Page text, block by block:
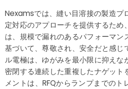
Nexamsでは、縫い目溶接の製造プ
定対応のアプローチを提供するため
は、規模で漏れのあるパフォーマン
基づいて、尊敬され、安全だと感じ
ル電極は、ゆがみを最小限に抑えな
密閉する連続した重複したナゲット
メントは、RFQからランプまでのト